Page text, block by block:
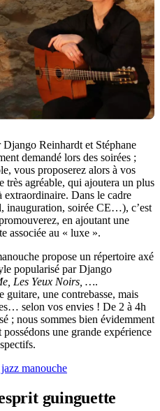
Reinhardt et Stéphane
demandé lors des soirées ;
vous proposerez alors à vos
très agréable, qui ajoutera un plus
extraordinaire. Dans le cadre
inauguration, soirée CE…), c’est
en ajoutant une
associée au « luxe ».
propose un répertoire axé
popularisé par Django
Les Yeux Noirs, ….
guitare, une contrebasse, mais
selon vos envies ! De 2 à 4h
; nous sommes bien évidemment
possédons une grande expérience
manouche
guinguette